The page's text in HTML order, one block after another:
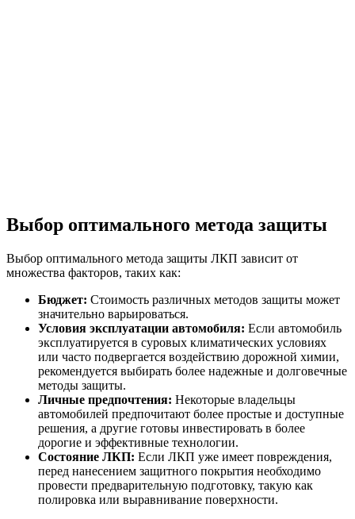
Выбор оптимального метода защиты
Выбор оптимального метода защиты ЛКП зависит от
множества факторов, таких как:
Бюджет: Стоимость различных методов защиты может
значительно варьироваться.
Условия эксплуатации автомобиля: Если автомобиль
эксплуатируется в суровых климатических условиях
или часто подвергается воздействию дорожной химии,
рекомендуется выбирать более надежные и долговечные
методы защиты.
Личные предпочтения: Некоторые владельцы
автомобилей предпочитают более простые и доступные
решения, а другие готовы инвестировать в более
дорогие и эффективные технологии.
Состояние ЛКП: Если ЛКП уже имеет повреждения,
перед нанесением защитного покрытия необходимо
провести предварительную подготовку, такую как
полировка или выравнивание поверхности.